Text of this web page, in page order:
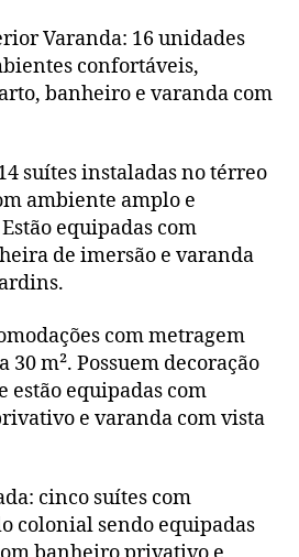
Varanda: 16 unidades
confortáveis,
banheiro e varanda com
suítes instaladas no térreo
ambiente amplo e
equipadas com
de imersão e varanda
com metragem
m². Possuem decoração
estão equipadas com
e varanda com vista
cinco suítes com
colonial sendo equipadas